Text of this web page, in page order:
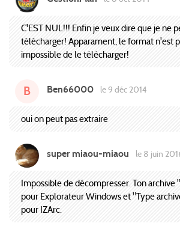
C'EST NUL!!! Enfin je veux dire que je ne
télécharger! Apparament, le format n'est
impossible de le télécharger!
B Ben66000 le 9 déc 2014
oui on peut pas extraire
super miaou-miaou le 8 juin
Impossible de décompresser. Ton archive
pour Explorateur Windows et "Type
pour IZArc.